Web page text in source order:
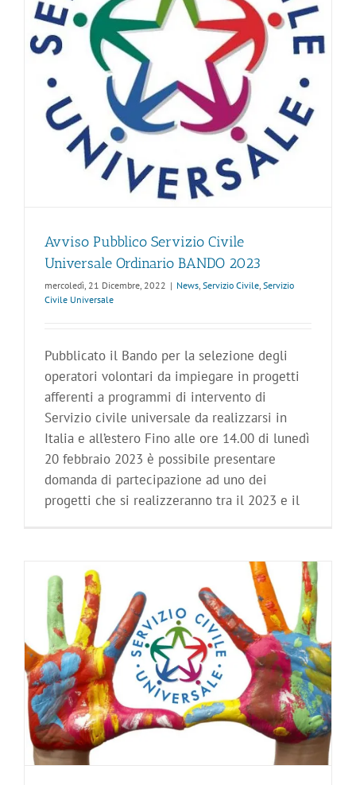
Avviso Pubblico Servizio Civile
Universale Ordinario BANDO 2023
mercoledì, 21 Dicembre, 2022 | News, Servizio Civile, Servizio
Civile Universale
Pubblicato il Bando per la selezione degli
operatori volontari da impiegare in progetti
afferenti a programmi di intervento di
Servizio civile universale da realizzarsi in
Italia e all’estero Fino alle ore 14.00 di lunedì
20 febbraio 2023 è possibile presentare
domanda di partecipazione ad uno dei
progetti che si realizzeranno tra il 2023 e il